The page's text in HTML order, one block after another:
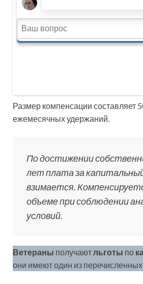
Размер компенсации составляет
ежемесячных удержаний.
По достижении
лет плата за
взимается.
объеме при соблюдении
условий.
Ветераны получают льготы по
они имеют один из